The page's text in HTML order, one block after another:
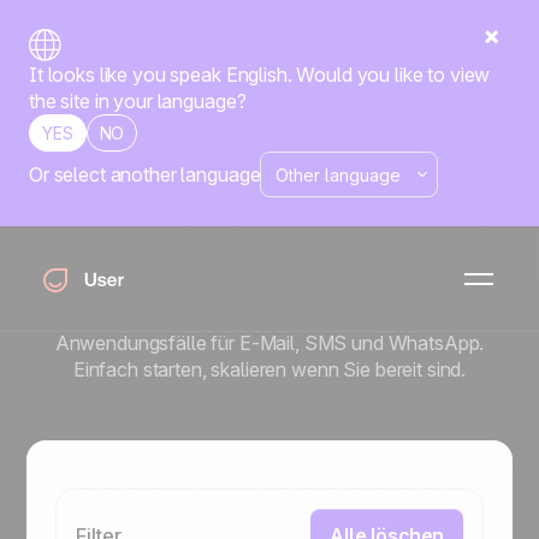
It looks like you speak English. Would you like to view
the site in your language?
YES NO
Or select another language
Playbook
Bewährte Workflows
in Minuten starten
Anwendungsfälle für E-Mail, SMS und WhatsApp.
Einfach starten, skalieren wenn Sie bereit sind.